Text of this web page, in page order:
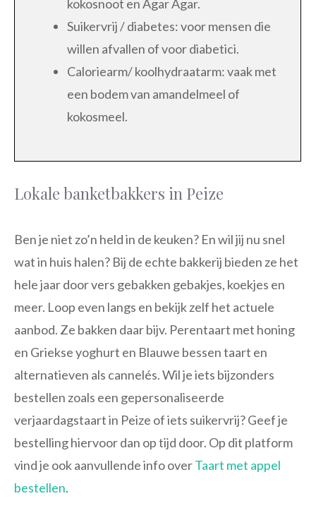
kokosnoot en Agar Agar.
Suikervrij / diabetes: voor mensen die
willen afvallen of voor diabetici.
Caloriearm/ koolhydraatarm: vaak met
een bodem van amandelmeel of
kokosmeel.
Lokale banketbakkers in Peize
Ben je niet zo’n held in de keuken? En wil jij nu snel
wat in huis halen? Bij de echte bakkerij bieden ze het
hele jaar door vers gebakken gebakjes, koekjes en
meer. Loop even langs en bekijk zelf het actuele
aanbod. Ze bakken daar bijv. Perentaart met honing
en Griekse yoghurt en Blauwe bessen taart en
alternatieven als cannelés. Wil je iets bijzonders
bestellen zoals een gepersonaliseerde
verjaardagstaart in Peize of iets suikervrij? Geef je
bestelling hiervoor dan op tijd door. Op dit platform
vind je ook aanvullende info overTaart met appel
bestellen.